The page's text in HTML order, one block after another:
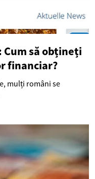
să obțineți
financiar?
mulți români se